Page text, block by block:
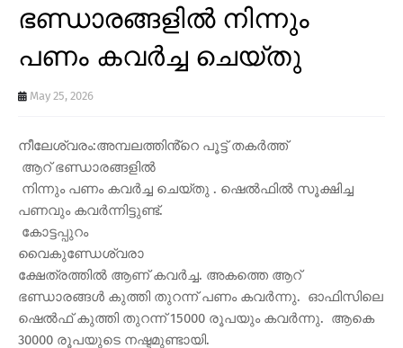
ഭണ്ഡാരങ്ങളിൽ നിന്നും
പണം കവർച്ച ചെയ്തു
May 25, 2026
നീലേശ്വരം:അമ്പലത്തിൻ്റെ പൂട്ട് തകർത്ത്
ആറ് ഭണ്ഡാരങ്ങളിൽ
നിന്നും പണം കവർച്ച ചെയ്തു . ഷെൽഫിൽ സൂക്ഷിച്ച
പണവും കവർന്നിട്ടുണ്ട്.
കോട്ടപ്പുറം
വൈകുണ്ഡേശ്വരാ
ക്ഷേത്രത്തിൽ ആണ് കവർച്ച. അകത്തെ ആറ്
ഭണ്ഡാരങ്ങൾ കുത്തി തുറന്ന് പണം കവർന്നു. ഓഫിസിലെ
ഷെൽഫ് കുത്തി തുറന്ന് 15000 രൂപയും കവർന്നു. ആകെ
30000 രൂപയുടെ നഷ്ടമുണ്ടായി.